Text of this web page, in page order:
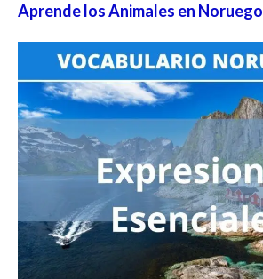
Aprende los Animales en Noruego